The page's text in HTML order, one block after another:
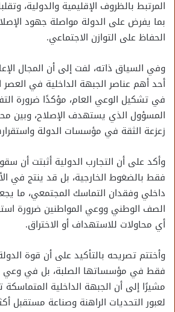
المرتبط بالظروف الإقليمية والدولية،
بما يفرض على الدولة مواصلة جهود
الحفاظ على التوازن الاجتماعي.
وفي السياق ذاته، لفت إلى أن المجال
أحد أهم عناصر الجبهة الداخلية في العصر
في تشكيل الوعي العام، مؤكدًا ضرورة
المسؤول الذي يستهدف الإصلاح، وبين
زعزعة الثقة في مؤسسات الدولة
وأكد على أن التجارب الدولية أثبتت أن
فقط بالضغوط الخارجية، بل قد ينتج في
داخلي وفقدان التماسك المجتمعي، ما
الصف الوطني ووعي المواطنين ضرورة
أي محاولات للاستهداف أو الاختراق.
وأختتم تصريحه بالتأكيد على أن قوة
فقط في مؤسساتها الصلبة، بل في وعي
مشيرًا إلى أن الجبهة الداخلية
لعبور التحديات الراهنة وصناعة مستقبل